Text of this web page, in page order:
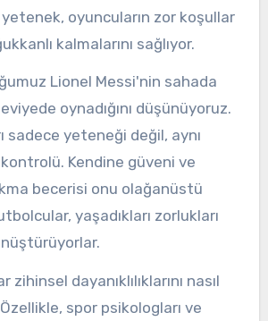
yetenek, oyuncuların zor koşullar
kalmalarını sağlıyor.
Lionel Messi'nin sahada
oynadığını düşünüyoruz.
sadece yeteneği değil, aynı
Kendine güveni ve
becerisi onu olağanüstü
yaşadıkları zorlukları
dayanıklılıklarını nasıl
spor psikologları ve